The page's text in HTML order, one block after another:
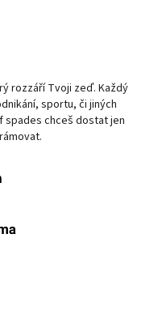
rozzáří Tvoji zeď. Každý
sportu, či jiných
spades chceš dostat jen